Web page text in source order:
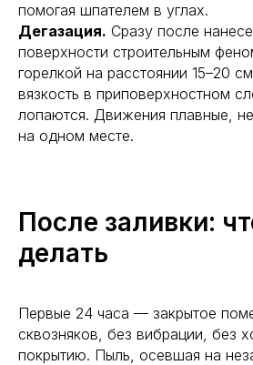
помогая шпателем в углах.
Дегазация. Сразу после
поверхности строительным
горелкой на расстоянии 15–20
вязкость в приповерхностном
лопаются. Движения плавные,
на одном месте.
После заливки:
делать
Первые 24 часа — закрытое
сквозняков, без вибрации, без
покрытию. Пыль, осевшая на